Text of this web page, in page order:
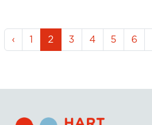
‹ 1 2 3 4 5 6